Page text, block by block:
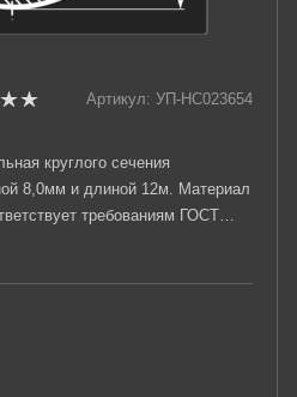
Артикул: УП-НС023654
круглого сечения
8,0мм и длиной 12м. Материал
требованиям ГОСТ